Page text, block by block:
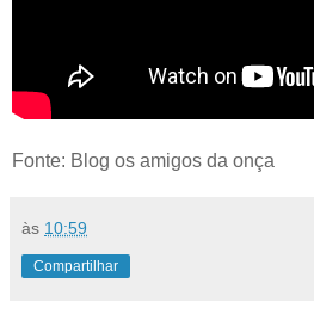
Fonte: Blog os amigos da onça
às 10:59
Compartilhar